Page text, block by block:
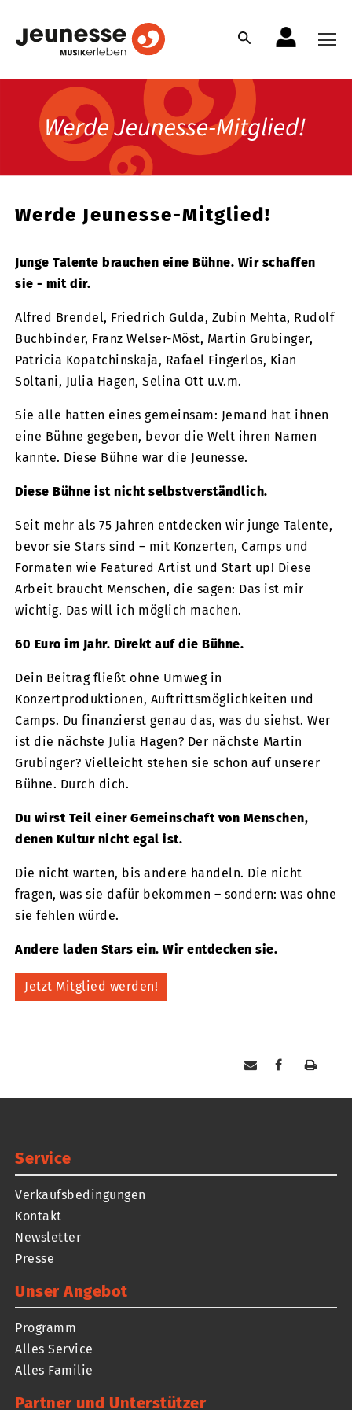
Werde Jeunesse-Mitglied!
Junge Talente brauchen eine Bühne. Wir schaffen
sie - mit dir.
Alfred Brendel, Friedrich Gulda, Zubin Mehta, Rudolf
Buchbinder, Franz Welser-Möst, Martin Grubinger,
Patricia Kopatchinskaja, Rafael Fingerlos, Kian
Soltani, Julia Hagen, Selina Ott u.v.m.
Sie alle hatten eines gemeinsam: Jemand hat ihnen
eine Bühne gegeben, bevor die Welt ihren Namen
kannte. Diese Bühne war die Jeunesse.
Diese Bühne ist nicht selbstverständlich.
Seit mehr als 75 Jahren entdecken wir junge Talente,
bevor sie Stars sind – mit Konzerten, Camps und
Formaten wie Featured Artist und Start up! Diese
Arbeit braucht Menschen, die sagen: Das ist mir
wichtig. Das will ich möglich machen.
60 Euro im Jahr. Direkt auf die Bühne.
Dein Beitrag fließt ohne Umweg in
Konzertproduktionen, Auftrittsmöglichkeiten und
Camps. Du finanzierst genau das, was du siehst. Wer
ist die nächste Julia Hagen? Der nächste Martin
Grubinger? Vielleicht stehen sie schon auf unserer
Bühne. Durch dich.
Du wirst Teil einer Gemeinschaft von Menschen,
denen Kultur nicht egal ist.
Die nicht warten, bis andere handeln. Die nicht
fragen, was sie dafür bekommen – sondern: was ohne
sie fehlen würde.
Andere laden Stars ein. Wir entdecken sie.
Jetzt Mitglied werden!
Service
Verkaufsbedingungen
Kontakt
Newsletter
Presse
Unser Angebot
Programm
Alles Service
Alles Familie
Partner und Unterstützer